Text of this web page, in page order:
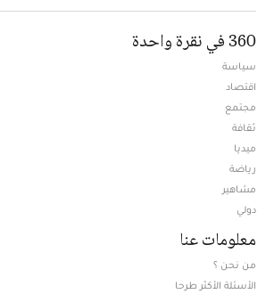
360 في نقرة واحدة
سياسة
اقتصاد
مجتمع
ثقافة
ميديا
رياضة
مشاهير
دولي
معلومات عنا
من نحن ؟
الأسئلة الأكثر طرحا